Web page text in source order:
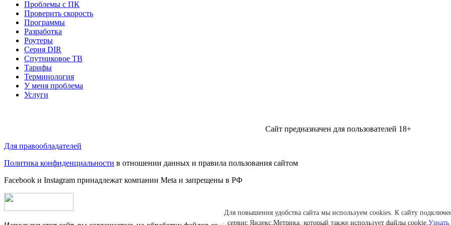
Проблемы с ПК
Проверить скорость
Программы
Разработка
Роутеры
Серия DIR
Спутниковое ТВ
Тарифы
Терминология
У меня проблема
Услуги
Сайт предназначен для пользователей 18+
Для правообладателей
Политика конфиденциальности в отношении данных и правила пользования сайтом
Facebook и Instagram принадлежат компании Metа и запрещены в РФ
Для повышения удобства сайта мы используем cookies. К сайту
сервис Яндекс.Метрика, который также использует файлы cookie.Узнать